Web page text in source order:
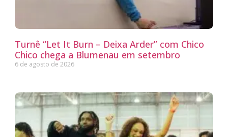
Turnê “Let It Burn – Deixa Arder” com Chico
Chico chega a Blumenau em setembro
6 de agosto de 2026